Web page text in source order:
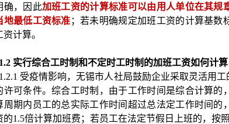
确，因此加班工资的计算标准可以由用人单位在其规
地最低工资标准 ；若未明确规定加班工资的计算基数
资计算。
1.2 实行综合工时制和不定时工时制的加班工资如何计算
1.2.1 受疫情影响，无锡市人社局鼓励企业采取灵活用
许可条件。综合工时制，由于工作时间是综合计算
周期内员工的总实际工作时间超过总法定工作时间的
的1.5倍计算加班费；若员工在法定节假日上班的，按